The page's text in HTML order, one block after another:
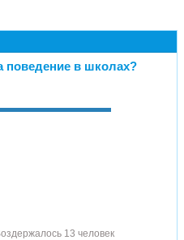
поведение в школах?
13 человек